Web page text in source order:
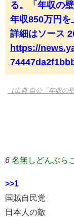
る。「年収の
年収850万円を
詳細はソース
https://
（出典 自公「年収
6 名無しどんぶらこ
>>1
国賊自民党
日本人の敵